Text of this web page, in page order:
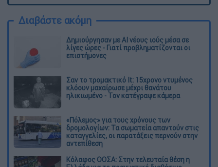
Διαβάστε ακόμη
Δημιούργησαν με AI νέους ιούς μέσα σε
λίγες ώρες - Γιατί προβληματίζονται οι
επιστήμονες
Σαν το τρομακτικό It: 15χρονο ντυμένος
κλόουν μαχαίρωσε μέχρι θανάτου
ηλικιωμένο - Τον κατέγραψε κάμερα
«Πόλεμος» για τους χρόνους των
δρομολογίων: Τα σωματεία απαντούν στις
καταγγελίες, οι παρατάξεις περνούν στην
αντεπίθεση
Κόλαφος ΟΟΣΑ: Στην τελευταία θέση η